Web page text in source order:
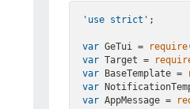
'use strict' ;
var GeTui = require
var Target =
var BaseTemplate =
var
var AppMessage =